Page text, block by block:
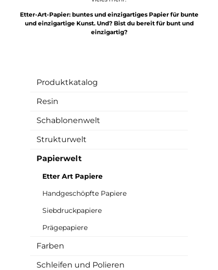
Etter-Art-Papier: buntes und einzigartiges Papier für bunte
und einzigartige Kunst. Und? Bist du bereit für bunt und
einzigartig?
Produktkatalog
Resin
Schablonenwelt
Strukturwelt
Papierwelt
Etter Art Papiere
Handgeschöpfte Papiere
Siebdruckpapiere
Prägepapiere
Farben
Schleifen und Polieren